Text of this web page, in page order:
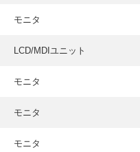
お問い合わせ
モニタ
LCD/MDIユニット
モニタ
モニタ
モニタ